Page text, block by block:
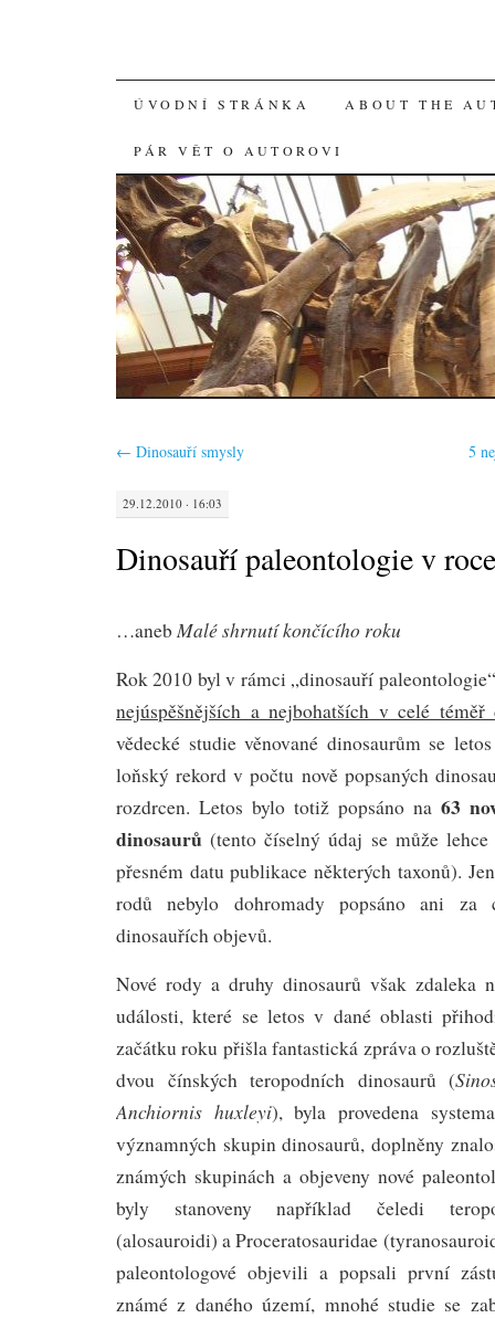
SKIP
TO
CONTENT
ÚVODNÍ STRÁNKA ABOUT THE
PÁR VĚT O AUTOROVI
← Dinosauří smysly 5
29.12.2010 · 16:03
Dinosauří paleontologie v
…aneb Malé shrnutí končícího roku
Rok 2010 byl v rámci „dinosauří
nejúspěšnějších a nejbohatších v celé
vědecké studie věnované dinosaurům se
loňský rekord v počtu nově popsaných
rozdrcen. Letos bylo totiž popsáno na63
dinosaurů(tento číselný údaj se může
přesném datu publikace některých taxonů).
rodů nebylo dohromady popsáno ani za
dinosauřích objevů.
Nové rody a druhy dinosaurů však zdaleka
události, které se letos v dané oblasti
začátku roku přišla fantastická zpráva o
dvou čínských teropodních dinosaurů (
Anchiornis huxleyi), byla provedena
významných skupin dinosaurů, doplněny
známých skupinách a objeveny nové
byly stanoveny například čeledi
(alosauroidi) a Proceratosauridae
paleontologové objevili a popsali první
známé z daného území, mnohé studie se